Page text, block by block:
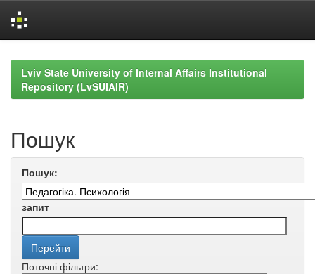
navigationLviv State University of Internal Affairs Institutional
Repository (LvSUIAIR)
Пошук
Пошук:
запит
Поточні фільтри: